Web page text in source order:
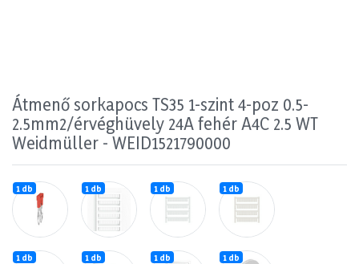
Átmenő sorkapocs TS35 1-szint 4-poz 0.5-
2.5mm2/érvéghüvely 24A fehér A4C 2.5 WT
Weidmüller - WEID1521790000
1 db 1 db 1 db 1 db
1 db 1 db 1 db 1 db